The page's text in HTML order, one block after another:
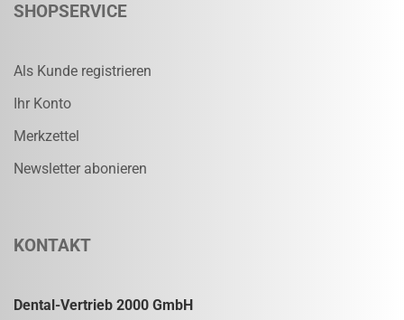
SHOPSERVICE
Als Kunde registrieren
Ihr Konto
Merkzettel
Newsletter abonieren
KONTAKT
Dental-Vertrieb 2000 GmbH